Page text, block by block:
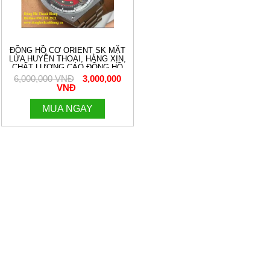
ĐỒNG HỒ CƠ ORIENT SK MẶT
LỬA HUYỀN THOẠI, HÀNG XỊN,
CHẤT LƯỢNG CAO.ĐỒNG HỒ
THANH HÙNG. ĐT:0961882921
6,000,000 VNĐ
3,000,000
VNĐ
MUA NGAY